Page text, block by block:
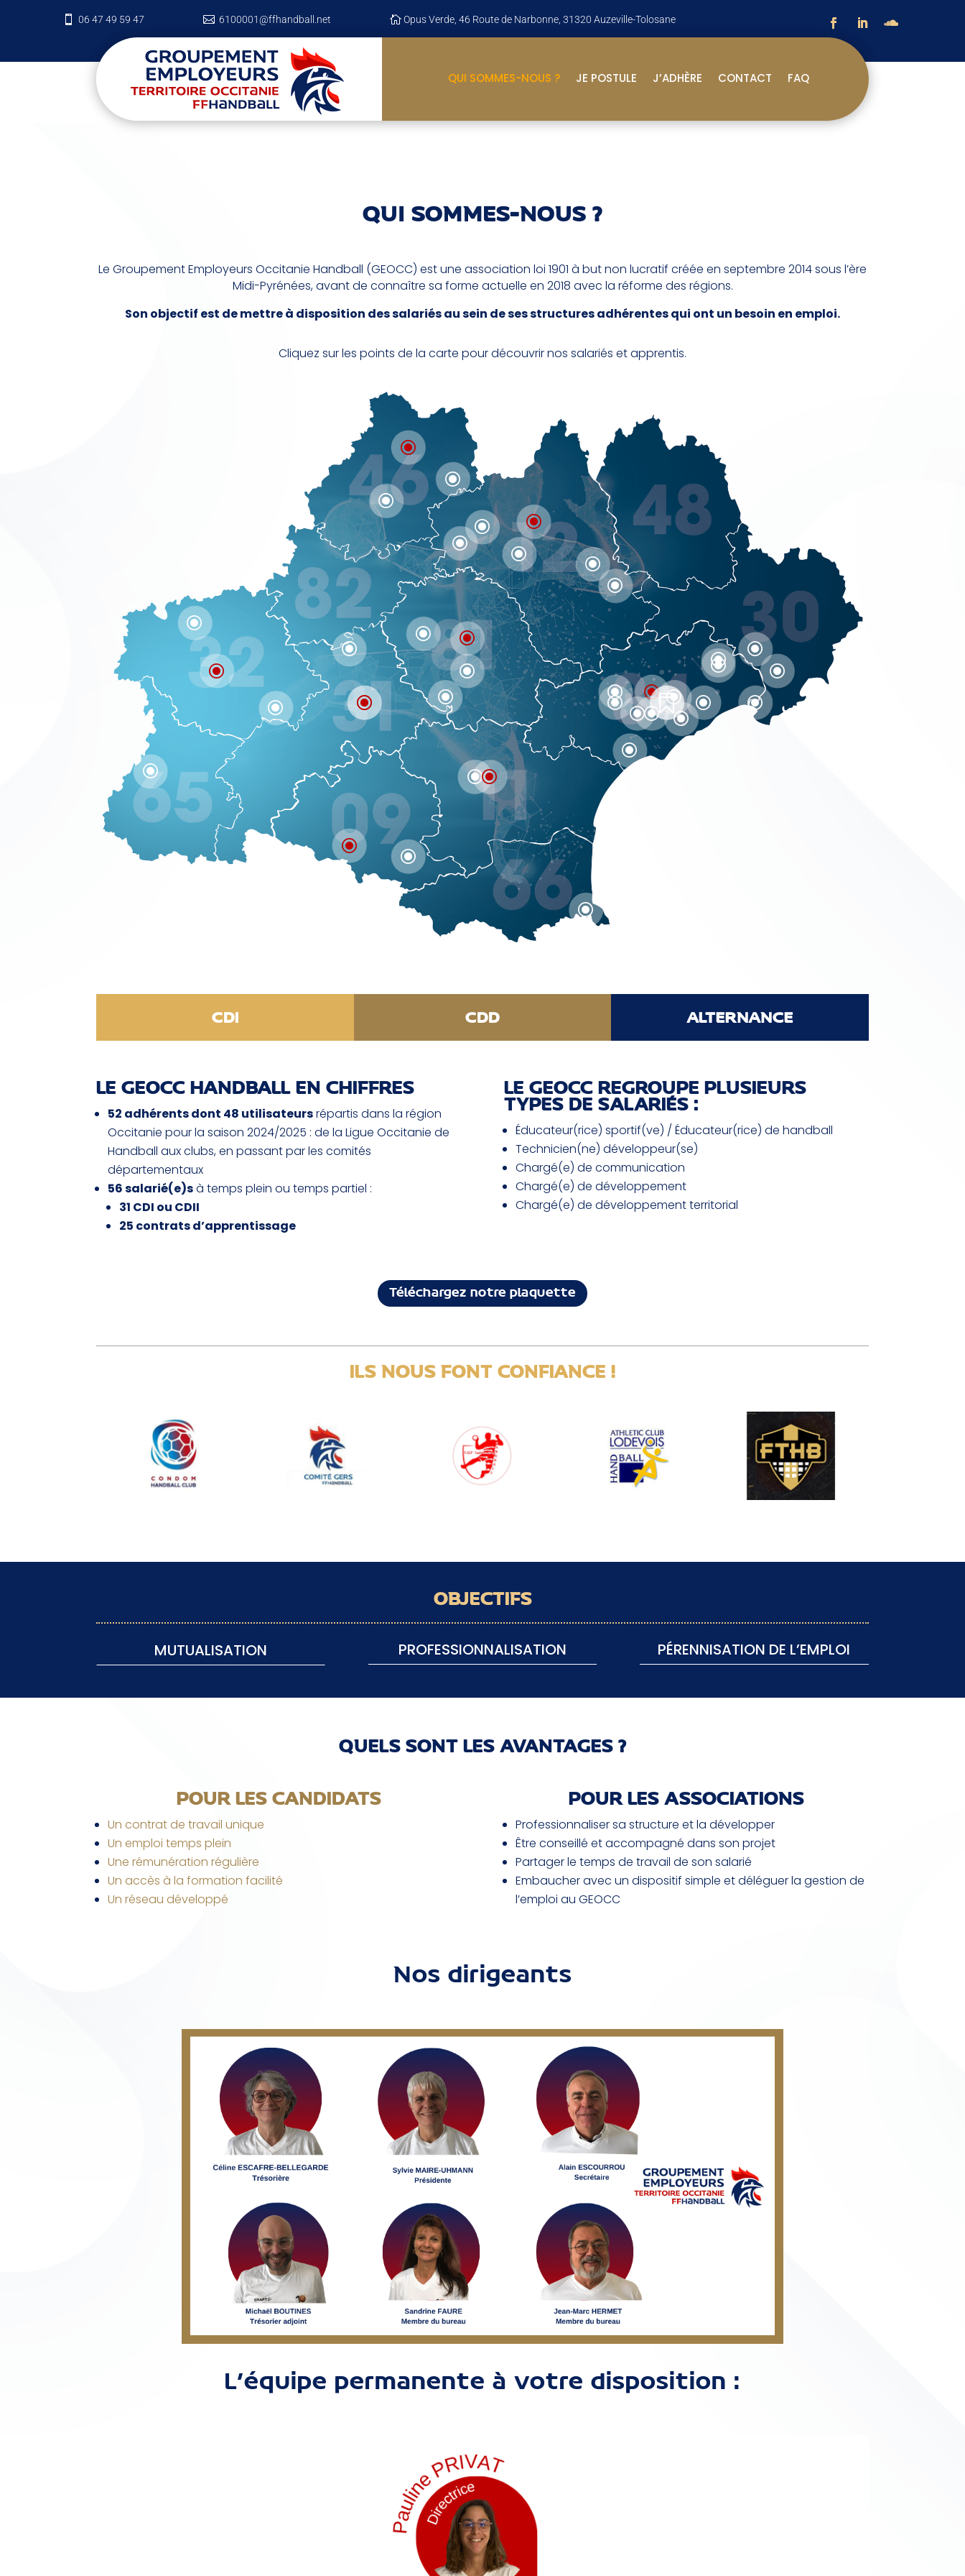
 06 47 49 59 47  6100001@ffhandball.net Opus Verde, 46 Route de Narbonne, 31320 Auzeville-Tolosane
QUI SOMMES-NOUS ? JE POSTULE J’ADHÈRE CONTACT FAQ
QUI SOMMES-NOUS ?
Le Groupement Employeurs Occitanie Handball (GEOCC) est une association loi 1901 à but non lucratif créée en septembre 2014 sous l’ère
Midi-Pyrénées, avant de connaître sa forme actuelle en 2018 avec la réforme des régions.
Son objectif est de mettre à disposition des salariés au sein de ses structures adhérentes qui ont un besoin en emploi.
Cliquez sur les points de la carte pour découvrir nos salariés et apprentis.
\
\
\
\
\
\
\
\
\
\
\
\
\
\
\
\
\
\ \
\
\
\ \
\
\
\
\
\
\



\
\
\
\
\
\
\
\
\
\
CDI CDD ALTERNANCE
LE GEOCC HANDBALL EN CHIFFRES
52 adhérents dont 48 utilisateursrépartis dans la région
Occitanie pour la saison 2024/2025 : de la Ligue Occitanie de
Handball aux clubs, en passant par les comités
départementaux
56 salarié(e)sà temps plein ou temps partiel :
31 CDI ou CDII
25 contrats d’apprentissage
LE GEOCC REGROUPE PLUSIEURS
TYPES DE SALARIÉS :
Éducateur(rice) sportif(ve) / Éducateur(rice) de handball
Technicien(ne) développeur(se)
Chargé(e) de communication
Chargé(e) de développement
Chargé(e) de développement territorial
Téléchargez notre plaquette
ILS NOUS FONT CONFIANCE !
OBJECTIFS
MUTUALISATION PROFESSIONNALISATION PÉRENNISATION DE L’EMPLOI
QUELS SONT LES AVANTAGES ?
POUR LES CANDIDATS
Un contrat de travail unique
Un emploi temps plein
Une rémunération régulière
Un accès à la formation facilité
Un réseau développé
POUR LES ASSOCIATIONS
Professionnaliser sa structure et la développer
Être conseillé et accompagné dans son projet
Partager le temps de travail de son salarié
Embaucher avec un dispositif simple et déléguer la gestion de
l’emploi au GEOCC
Nos dirigeants
L’équipe permanente à votre disposition :